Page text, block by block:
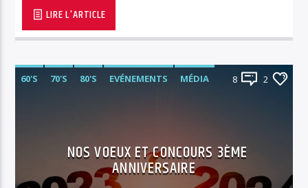
LIRE L'ARTICLE
60'S 70'S 80'S EVÉNEMENTS
MÉDIA
8 2
NOS VOEUX ET CONCOURS 3ÈME
ANNIVERSAIRE